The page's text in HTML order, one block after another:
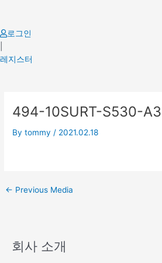
content
로그인
레지스터
494-10SURT-S530-A3
Bytommy / 2021.02.18
navigation
← Previous Media
회사 소개